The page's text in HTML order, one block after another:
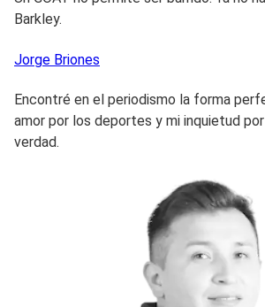
Barkley.
Jorge Briones
Encontré en el periodismo la forma
amor por los deportes y mi inquietud
verdad.